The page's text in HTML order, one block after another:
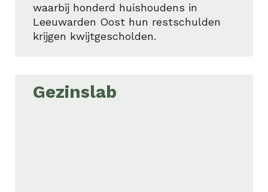
waarbij honderd huishoudens in
Leeuwarden Oost hun restschulden
krijgen kwijtgescholden.
Gezinslab